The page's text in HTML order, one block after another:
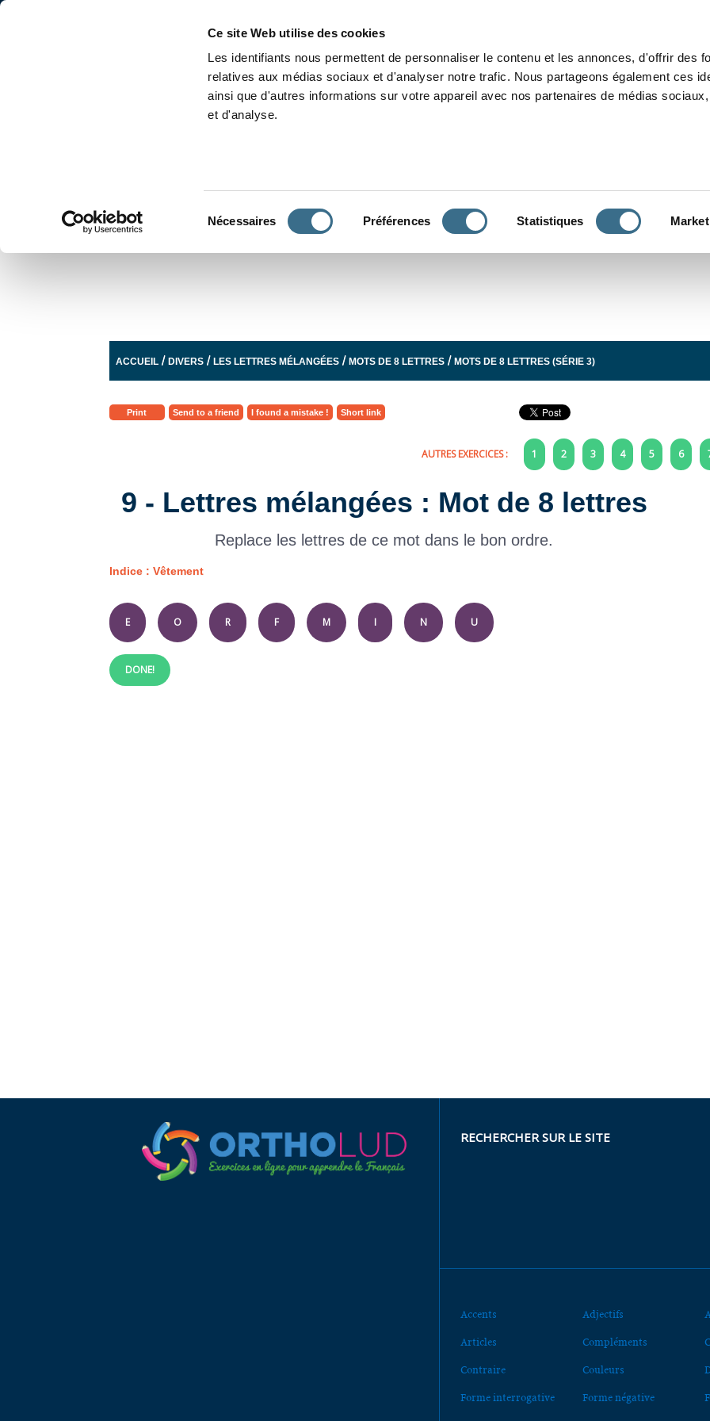
Ce site Web utilise des cookies
Les identifiants nous permettent de personnaliser le contenu et les annonces, d'offrir des
relatives aux médias sociaux et d'analyser notre trafic. Nous partageons également ces
ainsi que d'autres informations sur votre appareil avec nos partenaires de médias
et d'analyse.
Nécessaires Préférences Statistiques
ACCUEIL /DIVERS /LES LETTRES MÉLANGÉES /MOTS DE 8 LETTRES /MOTS DE 8 LETTRES (SÉRIE 3)
Print Send to a friend I found a mistake ! Short link
AUTRES EXERCICES : 1 2 3 4 5 6
9 - Lettres mélangées : Mot de 8 lettres
Replace les lettres de ce mot dans le bon ordre.
Indice : Vêtement
E O R F M I N U
DONE!
RECHERCHER SUR LE SITE
Accents Adjectifs
Articles Compléments
Contraire Couleurs
Forme interrogative Forme négative